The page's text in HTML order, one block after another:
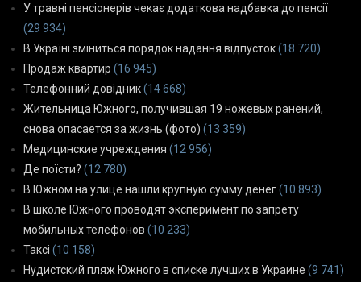
У травні пенсіонерів чекає додаткова надбавка до пенсії
(29 934)
В Україні зміниться порядок надання відпусток(18 720)
Продаж квартир (16 945)
Телефонний довідник(14 668)
Жительница Южного, получившая 19 ножевых ранений,
снова опасается за жизнь (фото) (13 359)
Медицинские учреждения (12 956)
Де поїсти? (12 780)
В Южном на улице нашли крупную сумму денег(10 893)
В школе Южного проводят эксперимент по запрету
мобильных телефонов (10 233)
Таксі (10 158)
Нудистский пляж Южного в списке лучших в Украине (9 741)